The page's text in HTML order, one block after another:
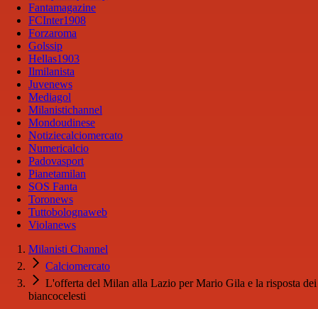
Fantamagazine
FCInter1908
Forzaroma
Golssip
Hellas1903
Ilmilanista
Juvenews
Mediagol
Milanistichannel
Mondoudinese
Notiziecalciomercato
Numericalcio
Padovasport
Pianetamilan
SOS Fanta
Toronews
Tuttobolognaweb
Violanews
Milanisti Channel
Calciomercato
L'offerta del Milan alla Lazio per Mario Gila e la risposta dei
biancocelesti